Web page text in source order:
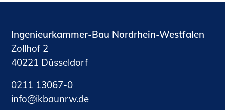
Ingenieurkammer-Bau Nordrhein-Westfalen
Zollhof 2
40221 Düsseldorf
0211 13067-0
nf
kb nrwd